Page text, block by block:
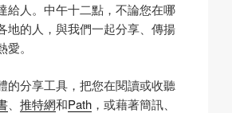
給人。中午十二點，不論您在哪
地的人，與我們一起分享、傳揚
。
的分享工具，把您在閱讀或收聽
推特網和Path ，或藉著簡訊、